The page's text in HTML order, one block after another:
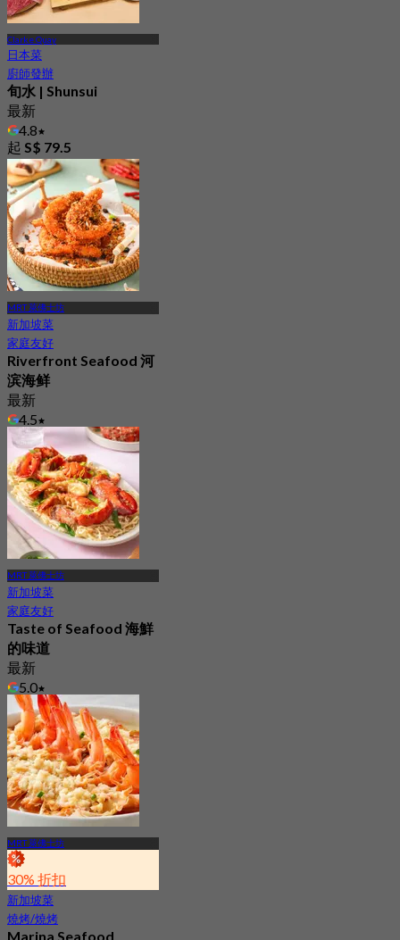
Clarke Quay
日本菜
廚師發辦
旬水 | Shunsui
最新
4.8
起 S$ 79.5
MRT 萊佛士坊
新加坡菜
家庭友好
Riverfront Seafood 河
滨海鲜
最新
4.5
起S$ 27.5
MRT 萊佛士坊
新加坡菜
家庭友好
Taste of Seafood 海鮮
的味道
最新
5.0
起S$ 29.5
MRT 萊佛士坊
30% 折扣
新加坡菜
燒烤/燒烤
Marina Seafood